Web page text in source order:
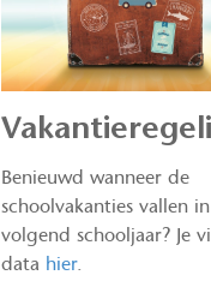
Benieuwd wanneer de
schoolvakanties vallen
volgend schooljaar? Je
data hier.